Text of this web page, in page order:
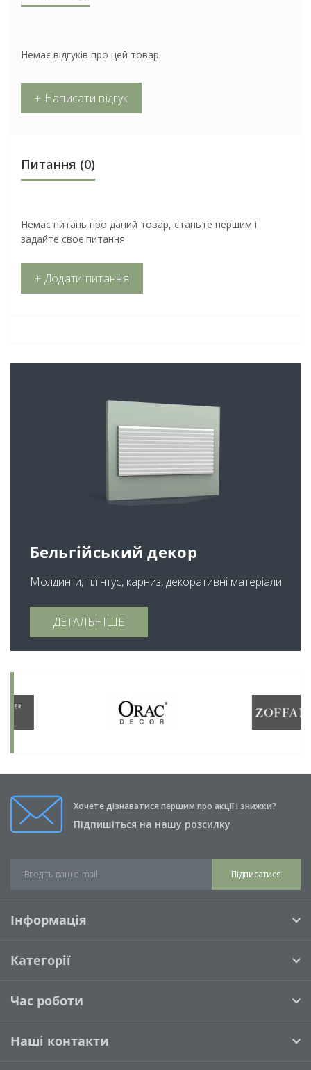
Немає відгуків про цей товар.
+ Написати відгук
Питання (0)
Немає питань про даний товар, станьте першим і
задайте своє питання.
+ Додати питання
Бельгійський декор
Молдинги, плінтус, карниз, декоративні матеріали
ДЕТАЛЬНІШЕ
Хочете дізнаватися першим про акції і знижки?
Підпишіться на нашу розсилку
Підписатися
Інформація
Категорії
Час роботи
Наші контакти